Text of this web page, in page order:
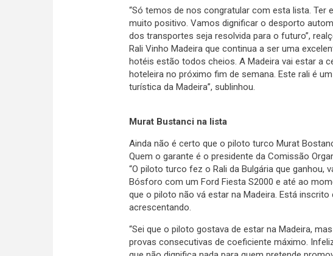
“Só temos de nos congratular com esta lista. Ter
muito positivo. Vamos dignificar o desporto
dos transportes seja resolvida para o futuro”,
Rali Vinho Madeira que continua a ser uma
hotéis estão todos cheios. A Madeira vai estar a
hoteleira no próximo fim de semana. Este rali é
turística da Madeira”, sublinhou.
Murat Bustanci na lista
Ainda não é certo que o piloto turco Murat
Quem o garante é o presidente da Comissão
“O piloto turco fez o Rali da Bulgária que ganhou,
Bósforo com um Ford Fiesta S2000 e até ao
que o piloto não vá estar na Madeira. Está inscrito
acrescentando.
“Sei que o piloto gostava de estar na Madeira,
provas consecutivas de coeficiente máximo.